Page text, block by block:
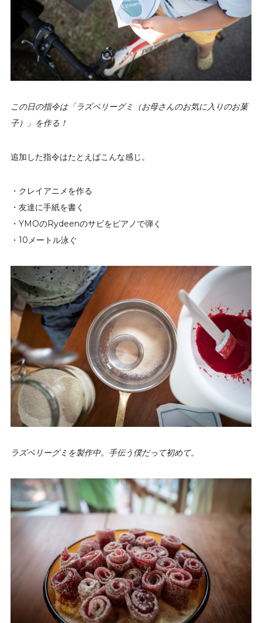
この日の指令は「ラズベリーグミ（お母さんのお気に入りのお菓
子）」を作る！
追加した指令はたとえばこんな感じ。
・クレイアニメを作る
・友達に手紙を書く
・YMOのRydeenのサビをピアノで弾く
・10メートル泳ぐ
ラズベリーグミを製作中。手伝う僕だって初めて。